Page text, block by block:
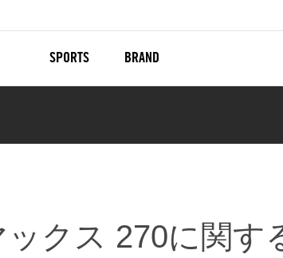
SPORTS BRAND
クス 270に関す